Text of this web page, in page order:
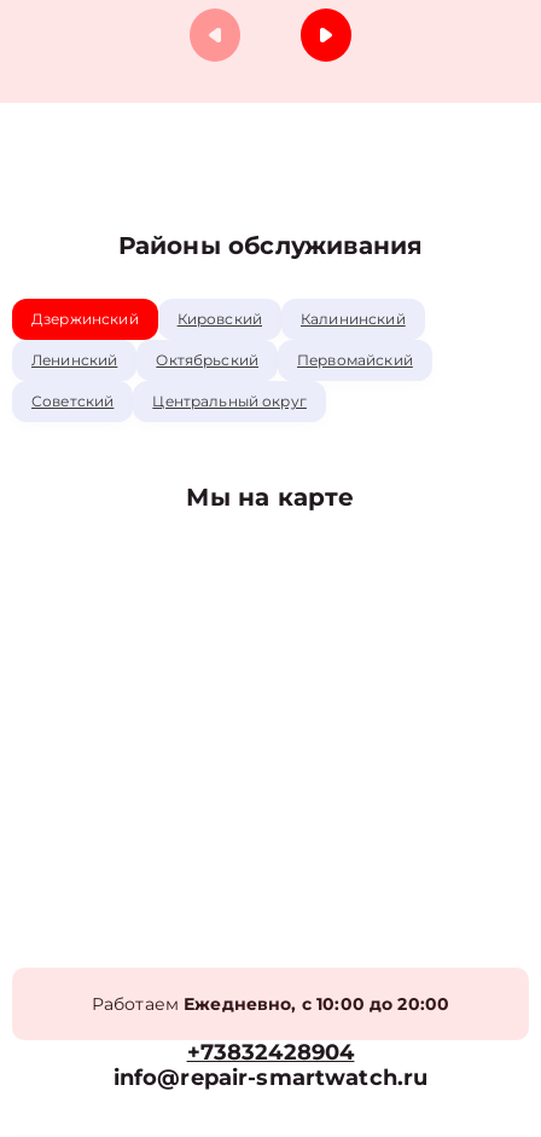
Районы обслуживания
Дзержинский Кировский Калининский
Ленинский Октябрьский Первомайский
Советский Центральный округ
Мы на карте
Работаем Ежедневно, с 10:00 до 20:00
+73832428904
info@repair-smartwatch.ru